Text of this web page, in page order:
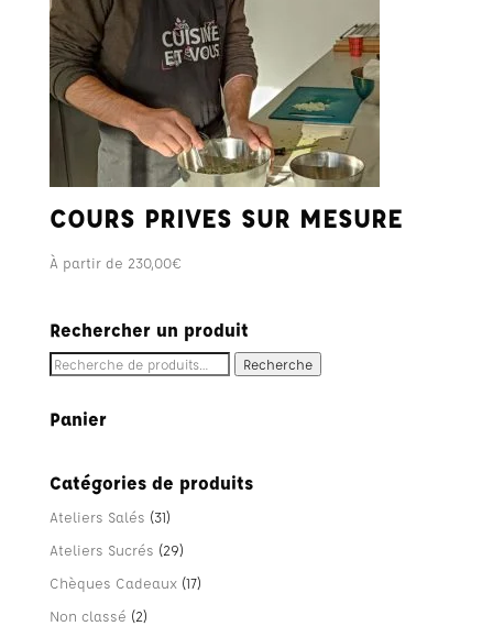
COURS PRIVES SUR MESURE
À partir de 230,00€
Rechercher un produit
Recherche
Recherche
Panier
Catégories de produits
Ateliers Salés (31)
Ateliers Sucrés (29)
Chèques Cadeaux (17)
Non classé (2)